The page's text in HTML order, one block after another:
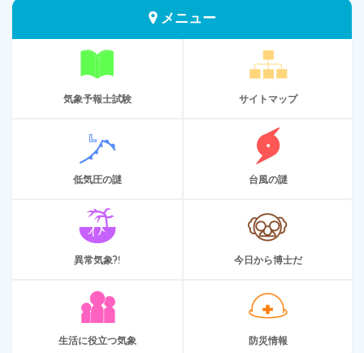
メニュー
気象予報士試験 サイトマップ
低気圧の謎 台風の謎
異常気象?! 今日から博士だ
生活に役立つ気象 防災情報